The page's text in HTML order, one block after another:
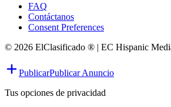
FAQ
Contáctanos
Consent Preferences
© 2026 ElClasificado ® | EC Hispanic
PublicarPublicar Anuncio
Tus opciones de privacidad